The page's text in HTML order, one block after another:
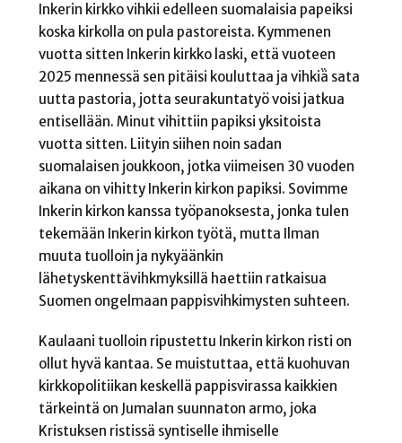
Inkerin kirkko vihkii edelleen suomalaisia papeiksi
koska kirkolla on pula pastoreista. Kymmenen
vuotta sitten Inkerin kirkko laski, että vuoteen
2025 mennessä sen pitäisi kouluttaa ja vihkiä̈ sata
uutta pastoria, jotta seurakuntatyö voisi jatkua
entisellään. Minut vihittiin papiksi yksitoista
vuotta sitten. Liityin siihen noin sadan
suomalaisen joukkoon, jotka viimeisen 30 vuoden
aikana on vihitty Inkerin kirkon papiksi. Sovimme
Inkerin kirkon kanssa työpanoksesta, jonka tulen
tekemään Inkerin kirkon työtä, mutta Ilman
muuta tuolloin ja nykyäänkin
lähetyskenttävihkmyksillä haettiin ratkaisua
Suomen ongelmaan pappisvihkimysten suhteen.
Kaulaani tuolloin ripustettu Inkerin kirkon risti on
ollut hyvä kantaa. Se muistuttaa, että kuohuvan
kirkkopolitiikan keskellä pappisvirassa kaikkien
tärkeintä on Jumalan suunnaton armo, joka
Kristuksen ristissä syntiselle ihmiselle